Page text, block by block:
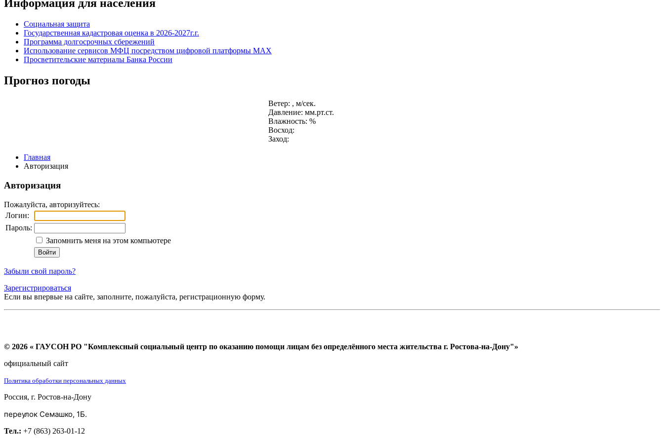
Информация для населения
Социальная защита
Государственная кадастровая оценка в 2026-2027г.г.
Программа долгосрочных сбережений
Использование сервисов МФЦ посредством цифровой платформы MAX
Просветительские материалы Банка России
Прогноз погоды
Ветер: , м/сек.
Давление: мм.рт.ст.
Влажность: %
Восход:
Заход:
Главная
Авторизация
Авторизация
Пожалуйста, авторизуйтесь:
Логин:
Пароль:
Запомнить меня на этом компьютере
Забыли свой пароль?
Зарегистрироваться
Если вы впервые на сайте, заполните, пожалуйста, регистрационную форму.
© 2026 « ГАУСОН РО "Комплексный социальный центр по оказанию помощи лицам без определённого места жительства г. Ростова-на-Дону"»
официальный сайт
Политика обработки персональных данных
Россия, г. Ростов-на-Дону
переулок Семашко, 1Б.
Тел.: +7 (863) 263-01-12